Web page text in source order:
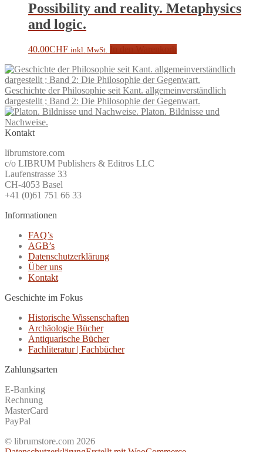
Possibility and reality. Metaphysics
and logic.
40.00CHF inkl. MwSt.
Geschichte der Philosophie seit Kant. allgemeinverständlich
dargestellt ; Band 2: Die Philosophie der Gegenwart.
Platon. Bildnisse und
Nachweise.
Kontakt
librumstore.com
c/o LIBRUM Publishers & Editros LLC
Laufenstrasse 33
CH-4053 Basel
+41 (0)61 751 66 33
Informationen
FAQ’s
AGB’s
Datenschutzerklärung
Über uns
Kontakt
Geschichte im Fokus
Historische Wissenschaften
Archäologie Bücher
Antiquarische Bücher
Fachliteratur | Fachbücher
Zahlungsarten
E-Banking
Rechnung
MasterCard
PayPal
© librumstore.com 2026